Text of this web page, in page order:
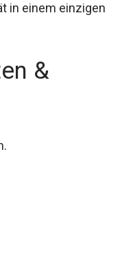
in einem einzigen
&